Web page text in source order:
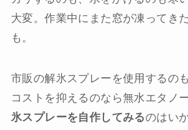
大変。作業中にまた窓が凍ってき
も。
市販の解氷スプレーを使用するの
コストを抑えるのなら無水エタノ
氷スプレーを自作してみるのはい